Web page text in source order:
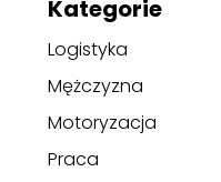
Kategorie
Logistyka
Mężczyzna
Motoryzacja
Praca